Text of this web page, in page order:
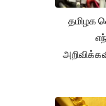
தமிழக